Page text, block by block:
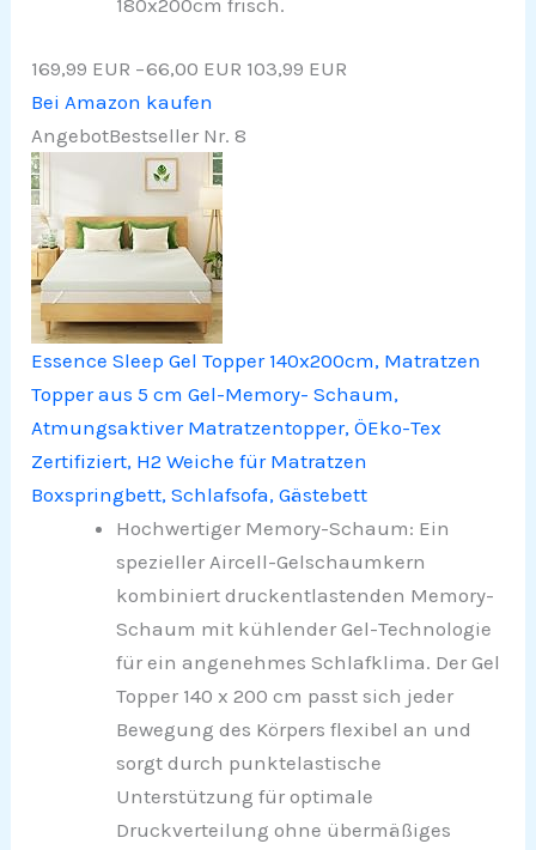
169,99 EUR −66,00 EUR 103,99 EUR
Bei Amazon kaufen
AngebotBestseller Nr. 8
Essence Sleep Gel Topper 140x200cm, Matratzen
Topper aus 5 cm Gel-Memory- Schaum,
Atmungsaktiver Matratzentopper, ÖEko-Tex
Zertifiziert, H2 Weiche für Matratzen
Boxspringbett, Schlafsofa, Gästebett
Hochwertiger Memory-Schaum: Ein
spezieller Aircell-Gelschaumkern
kombiniert druckentlastenden Memory-
Schaum mit kühlender Gel-Technologie
für ein angenehmes Schlafklima. Der Gel
Topper 140 x 200 cm passt sich jeder
Bewegung des Körpers flexibel an und
sorgt durch punktelastische
Unterstützung für optimale
Druckverteilung ohne übermäßiges